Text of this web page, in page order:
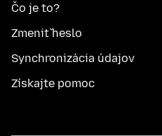
Čo je to?
Zmeniť heslo
Synchronizácia údajov
Získajte pomoc